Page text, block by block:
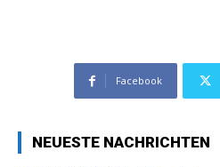
Facebook
NEUESTE NACHRICHTEN